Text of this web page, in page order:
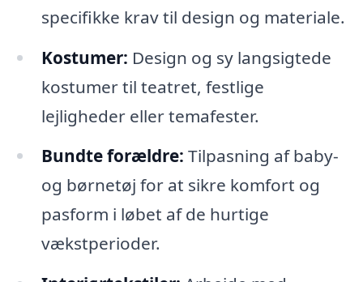
specifikke krav til design og materiale.
Kostumer: Design og sy langsigtede
kostumer til teatret, festlige
lejligheder eller temafester.
Bundte forældre: Tilpasning af baby-
og børnetøj for at sikre komfort og
pasform i løbet af de hurtige
vækstperioder.